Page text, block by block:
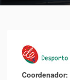
Coordenador: